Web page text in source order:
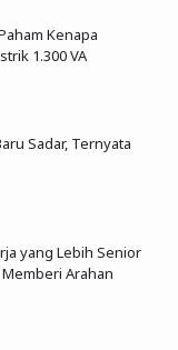
Kenapa
1.300 VA
Sadar, Ternyata
yang Lebih Senior
Memberi Arahan